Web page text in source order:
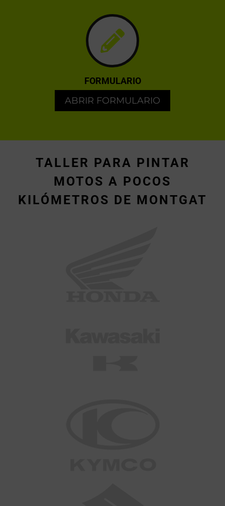
FORMULARIO
ABRIR FORMULARIO
TALLER PARA PINTAR
MOTOS A POCOS
KILÓMETROS DE MONTGAT